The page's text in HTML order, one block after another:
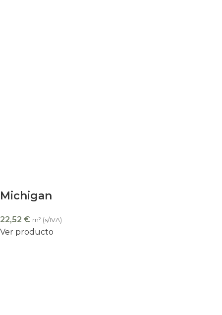
Michigan
22,52 € m² (s/IVA)
Ver producto